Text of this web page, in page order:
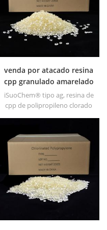
venda por atacado resina
cpp granulado amarelado
iSuoChem® tipo ag, resina de
cpp de polipropileno clorado
polipropileno clorado solúvel
em solvente para substratos
de poliolefina.